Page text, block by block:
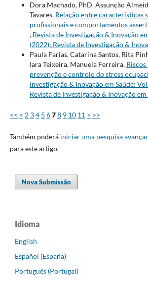
Dora Machado, PhD, Assunção
Tavares, Relação entre características
profissionais e comportamentos
, Revista de Investigação & Inovação
(2022): Revista de Investigação &
Paula Farias, Catarina Santos, Rita
Iara Teixeira, Manuela Ferreira,
prevenção e controlo do stress
Investigação & Inovação em Saúde:
Revista de Investigação & Inovação em
<< < 2 34 5 678 9 10 11 > >>
Também poderá iniciar uma pesquisa
para este artigo.
Nova Submissão
Idioma
English
Español (España)
Português (Portugal)